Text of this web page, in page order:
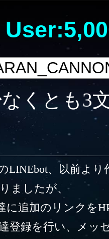
くとも3
LINEbot、以前よ
ましたが、
に追加のリンクを
登録を行い、メ